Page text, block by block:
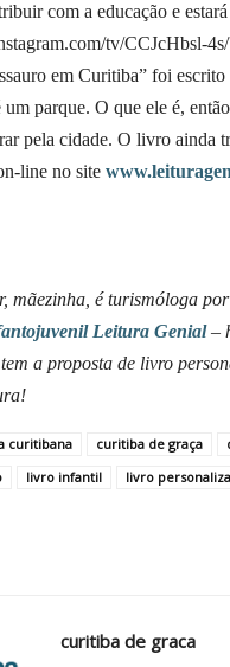
com a educação e
tv/CCJcHbsl-
em Curitiba” foi
parque. O que ele é,
pela cidade. O livro ainda
line no site
mãezinha, é turismóloga
Leitura Genial–
a proposta de livro
curitibana curitiba de graça
livro infantil livro
curitiba de graca